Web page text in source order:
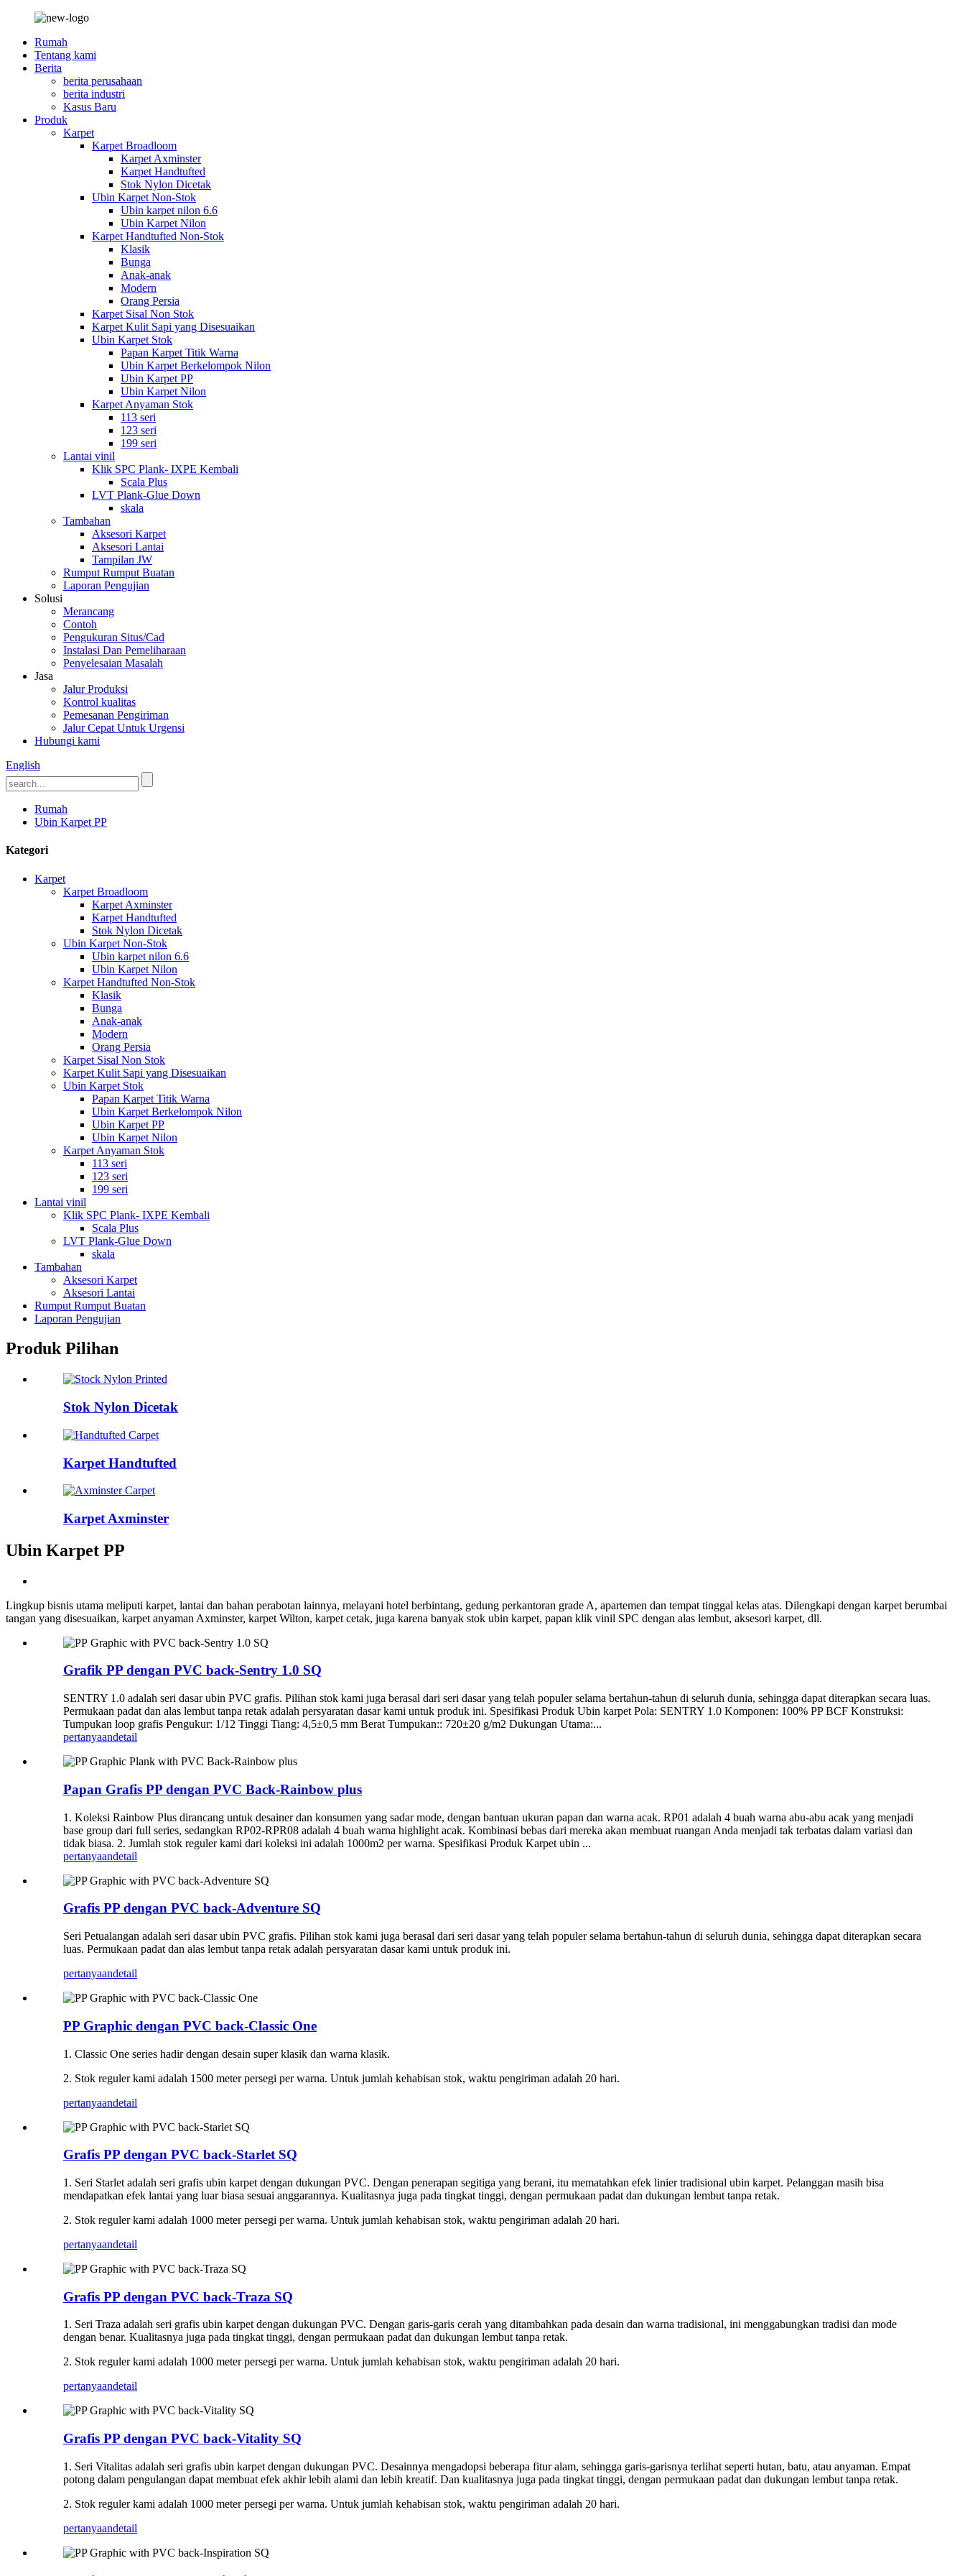
Rumah
Tentang kami
Berita
berita perusahaan
berita industri
Kasus Baru
Produk
Karpet
Karpet Broadloom
Karpet Axminster
Karpet Handtufted
Stok Nylon Dicetak
Ubin Karpet Non-Stok
Ubin karpet nilon 6.6
Ubin Karpet Nilon
Karpet Handtufted Non-Stok
Klasik
Bunga
Anak-anak
Modern
Orang Persia
Karpet Sisal Non Stok
Karpet Kulit Sapi yang Disesuaikan
Ubin Karpet Stok
Papan Karpet Titik Warna
Ubin Karpet Berkelompok Nilon
Ubin Karpet PP
Ubin Karpet Nilon
Karpet Anyaman Stok
113 seri
123 seri
199 seri
Lantai vinil
Klik SPC Plank- IXPE Kembali
Scala Plus
LVT Plank-Glue Down
skala
Tambahan
Aksesori Karpet
Aksesori Lantai
Tampilan JW
Rumput Rumput Buatan
Laporan Pengujian
Solusi
Merancang
Contoh
Pengukuran Situs/Cad
Instalasi Dan Pemeliharaan
Penyelesaian Masalah
Jasa
Jalur Produksi
Kontrol kualitas
Pemesanan Pengiriman
Jalur Cepat Untuk Urgensi
Hubungi kami
English
Rumah
Ubin Karpet PP
Kategori
Karpet
Karpet Broadloom
Karpet Axminster
Karpet Handtufted
Stok Nylon Dicetak
Ubin Karpet Non-Stok
Ubin karpet nilon 6.6
Ubin Karpet Nilon
Karpet Handtufted Non-Stok
Klasik
Bunga
Anak-anak
Modern
Orang Persia
Karpet Sisal Non Stok
Karpet Kulit Sapi yang Disesuaikan
Ubin Karpet Stok
Papan Karpet Titik Warna
Ubin Karpet Berkelompok Nilon
Ubin Karpet PP
Ubin Karpet Nilon
Karpet Anyaman Stok
113 seri
123 seri
199 seri
Lantai vinil
Klik SPC Plank- IXPE Kembali
Scala Plus
LVT Plank-Glue Down
skala
Tambahan
Aksesori Karpet
Aksesori Lantai
Rumput Rumput Buatan
Laporan Pengujian
Produk Pilihan
Stok Nylon Dicetak
Karpet Handtufted
Karpet Axminster
Ubin Karpet PP
Lingkup bisnis utama meliputi karpet, lantai dan bahan perabotan lainnya, melayani hotel berbintang, gedung perkantoran grade A, apartemen dan tempat tinggal kelas atas. Dilengkapi dengan karpet berumbai
tangan yang disesuaikan, karpet anyaman Axminster, karpet Wilton, karpet cetak, juga karena banyak stok ubin karpet, papan klik vinil SPC dengan alas lembut, aksesori karpet, dll.
Grafik PP dengan PVC back-Sentry 1.0 SQ
SENTRY 1.0 adalah seri dasar ubin PVC grafis. Pilihan stok kami juga berasal dari seri dasar yang telah populer selama bertahun-tahun di seluruh dunia, sehingga dapat diterapkan secara luas.
Permukaan padat dan alas lembut tanpa retak adalah persyaratan dasar kami untuk produk ini. Spesifikasi Produk Ubin karpet Pola: SENTRY 1.0 Komponen: 100% PP BCF Konstruksi:
Tumpukan loop grafis Pengukur: 1/12 Tinggi Tiang: 4,5±0,5 mm Berat Tumpukan:: 720±20 g/m2 Dukungan Utama:...
pertanyaandetail
Papan Grafis PP dengan PVC Back-Rainbow plus
1. Koleksi Rainbow Plus dirancang untuk desainer dan konsumen yang sadar mode, dengan bantuan ukuran papan dan warna acak. RP01 adalah 4 buah warna abu-abu acak yang menjadi
base group dari full series, sedangkan RP02-RPR08 adalah 4 buah warna highlight acak. Kombinasi bebas dari mereka akan membuat ruangan Anda menjadi tak terbatas dalam variasi dan
tidak biasa. 2. Jumlah stok reguler kami dari koleksi ini adalah 1000m2 per warna. Spesifikasi Produk Karpet ubin ...
pertanyaandetail
Grafis PP dengan PVC back-Adventure SQ
Seri Petualangan adalah seri dasar ubin PVC grafis. Pilihan stok kami juga berasal dari seri dasar yang telah populer selama bertahun-tahun di seluruh dunia, sehingga dapat diterapkan secara
luas. Permukaan padat dan alas lembut tanpa retak adalah persyaratan dasar kami untuk produk ini.
pertanyaandetail
PP Graphic dengan PVC back-Classic One
1. Classic One series hadir dengan desain super klasik dan warna klasik.
2. Stok reguler kami adalah 1500 meter persegi per warna. Untuk jumlah kehabisan stok, waktu pengiriman adalah 20 hari.
pertanyaandetail
Grafis PP dengan PVC back-Starlet SQ
1. Seri Starlet adalah seri grafis ubin karpet dengan dukungan PVC. Dengan penerapan segitiga yang berani, itu mematahkan efek linier tradisional ubin karpet. Pelanggan masih bisa
mendapatkan efek lantai yang luar biasa sesuai anggarannya. Kualitasnya juga pada tingkat tinggi, dengan permukaan padat dan dukungan lembut tanpa retak.
2. Stok reguler kami adalah 1000 meter persegi per warna. Untuk jumlah kehabisan stok, waktu pengiriman adalah 20 hari.
pertanyaandetail
Grafis PP dengan PVC back-Traza SQ
1. Seri Traza adalah seri grafis ubin karpet dengan dukungan PVC. Dengan garis-garis cerah yang ditambahkan pada desain dan warna tradisional, ini menggabungkan tradisi dan mode
dengan benar. Kualitasnya juga pada tingkat tinggi, dengan permukaan padat dan dukungan lembut tanpa retak.
2. Stok reguler kami adalah 1000 meter persegi per warna. Untuk jumlah kehabisan stok, waktu pengiriman adalah 20 hari.
pertanyaandetail
Grafis PP dengan PVC back-Vitality SQ
1. Seri Vitalitas adalah seri grafis ubin karpet dengan dukungan PVC. Desainnya mengadopsi beberapa fitur alam, sehingga garis-garisnya terlihat seperti hutan, batu, atau anyaman. Empat
potong dalam pengulangan dapat membuat efek akhir lebih alami dan lebih kreatif. Dan kualitasnya juga pada tingkat tinggi, dengan permukaan padat dan dukungan lembut tanpa retak.
2. Stok reguler kami adalah 1000 meter persegi per warna. Untuk jumlah kehabisan stok, waktu pengiriman adalah 20 hari.
pertanyaandetail